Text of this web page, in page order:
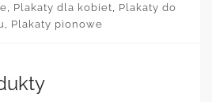
Plakaty dla kobiet
Plakaty do
Plakaty pionowe